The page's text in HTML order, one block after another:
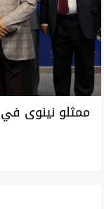
ممثلو نينوى